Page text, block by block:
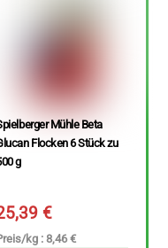
Mühle Beta
Flocken 6 Stück zu
g
€
kg : 8,46 €